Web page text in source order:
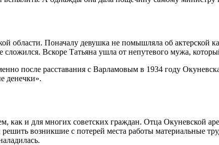
области. Поначалу девушка не помышляла об
Вскоре Татьяна ушла от непутевого мужа,
после расставания с Варламовым в 1934 году
денечки».
и для многих советских граждан. Отца Окуневской
возникшие с потерей места работы материальные